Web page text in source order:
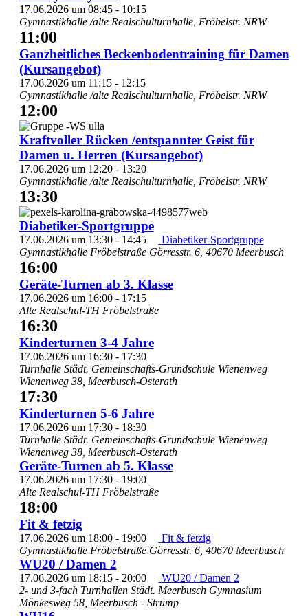
17.06.2026 um 08:45- 10:15
Gymnastikhalle /alte Realschulturnhalle, Fröbelstr. NRW
11:00
Ganzheitliches Beckenbodentraining für Damen
(Kursangebot)
17.06.2026 um 11:15- 12:15
Gymnastikhalle /alte Realschulturnhalle, Fröbelstr. NRW
12:00
Kraftvoller Rücken /entspannter Geist für
Damen u. Herren (Kursangebot)
17.06.2026 um 12:20- 13:20
Gymnastikhalle /alte Realschulturnhalle, Fröbelstr. NRW
13:30
Diabetiker-Sportgruppe
17.06.2026 um 13:30- 14:45
Diabetiker-Sportgruppe
Gymnastikhalle Fröbelstraße Görresstr. 6, 40670 Meerbusch
16:00
Geräte-Turnen ab 3. Klasse
17.06.2026 um 16:00- 17:15
Alte Realschul-TH Fröbelstraße
16:30
Kinderturnen 3-4 Jahre
17.06.2026 um 16:30- 17:30
Turnhalle Städt. Gemeinschafts-Grundschule Wienenweg
Wienenweg 38, Meerbusch-Osterath
17:30
Kinderturnen 5-6 Jahre
17.06.2026 um 17:30- 18:30
Turnhalle Städt. Gemeinschafts-Grundschule Wienenweg
Wienenweg 38, Meerbusch-Osterath
Geräte-Turnen ab 5. Klasse
17.06.2026 um 17:30- 19:00
Alte Realschul-TH Fröbelstraße
18:00
Fit & fetzig
17.06.2026 um 18:00- 19:00
Fit & fetzig
Gymnastikhalle Fröbelstraße Görresstr. 6, 40670 Meerbusch
WU20 / Damen 2
17.06.2026 um 18:15- 20:00
WU20 / Damen 2
2- und 3-fach Turnhallen Städt. Meerbusch Gymnasium
Mönkesweg 58, Meerbusch - Strümp